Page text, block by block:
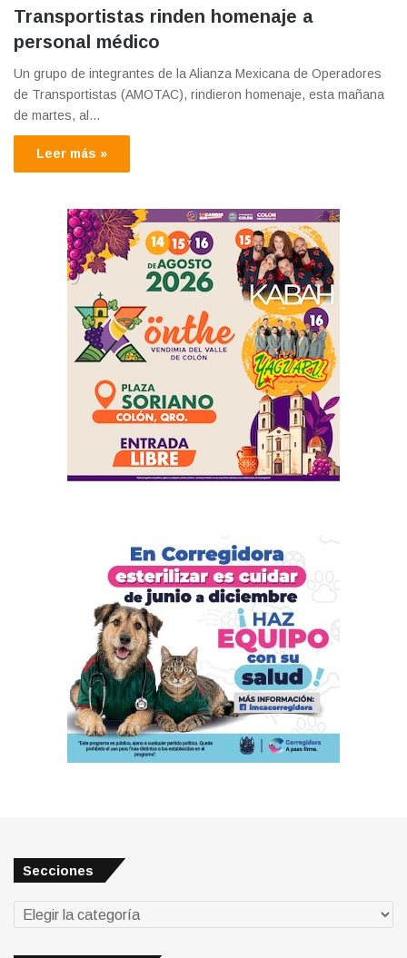
Transportistas rinden homenaje a
personal médico
Un grupo de integrantes de la Alianza Mexicana de Operadores
de Transportistas (AMOTAC), rindieron homenaje, esta mañana
de martes, al…
Leer más »
Secciones
Secciones